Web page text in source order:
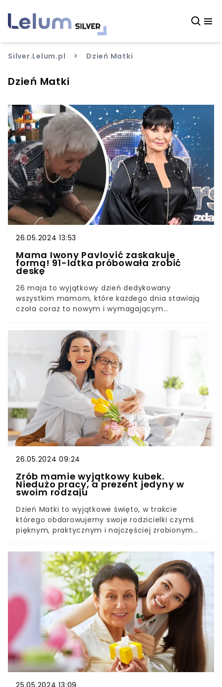
Silver.Lelum.pl > Dzień Matki
Dzień Matki
26.05.2024 13:53
Mama Iwony Pavlović zaskakuje
formą! 91-latka próbowała zrobić
deskę
26 maja to wyjątkowy dzień dedykowany
wszystkim mamom, które każdego dnia stawiają
czoła coraz to nowym i wymagającym
postanowiły w wyjątkowy sposób podziękować
swoim opiekunkom za cały trud włożony w ich
wychowanie. Na wyróżnienie z pewnością
zasługuje tu mama Iwony Pavlović, która mimo
imponującego wieku mogłaby zawstydzić
niejednego młodzika!
26.05.2024 09:24
Zrób mamie wyjątkowy kubek.
Niedużo pracy, a prezent jedyny w
swoim rodzaju
Dzień Matki to wyjątkowe święto, w trakcie
którego obdarowujemy swoje rodzicielki czymś
pięknym, praktycznym i najczęściej zrobionym
informacje, w jaki sposób przyozdobić kubek dla
mamy, aby była zaskoczona i piła z niego
smaczną kawę i gorącą herbatę. Wystarczy kilka
rzeczy, które sprawią jej radość!
25.05.2024 13:09